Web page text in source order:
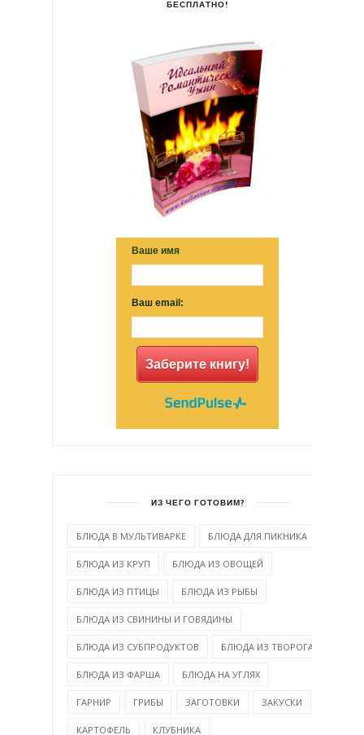
БЕСПЛАТНО!
Ваше имя
Ваш email:
Заберите книгу!
ИЗ ЧЕГО ГОТОВИМ?
БЛЮДА В МУЛЬТИВАРКЕ БЛЮДА ДЛЯ ПИКНИКА
БЛЮДА ИЗ КРУП БЛЮДА ИЗ ОВОЩЕЙ
БЛЮДА ИЗ ПТИЦЫ БЛЮДА ИЗ РЫБЫ
БЛЮДА ИЗ СВИНИНЫ И ГОВЯДИНЫ
БЛЮДА ИЗ СУБПРОДУКТОВ БЛЮДА ИЗ ТВОРОГА
БЛЮДА ИЗ ФАРША БЛЮДА НА УГЛЯХ
ГАРНИР ГРИБЫ ЗАГОТОВКИ ЗАКУСКИ
КАРТОФЕЛЬ КЛУБНИКА